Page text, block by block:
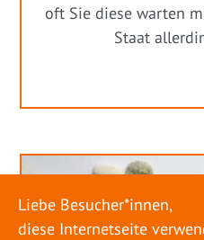
oft Sie diese warten
Staat
Liebe Besucher*innen,
diese Internetseite